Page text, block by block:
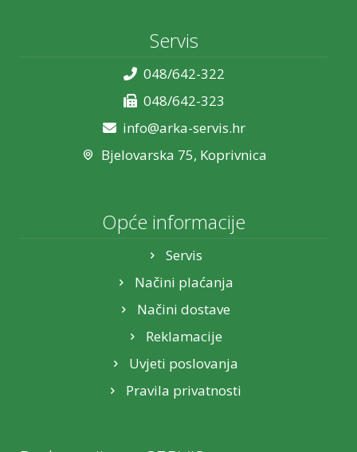
Servis
048/642-322
048/642-323
info@arka-servis.hr
Bjelovarska 75, Koprivnica
Opće informacije
Servis
Načini plaćanja
Načini dostave
Reklamacije
Uvjeti poslovanja
Pravila privatnosti